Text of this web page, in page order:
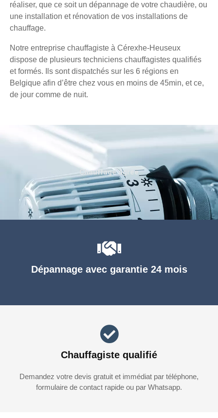
réaliser, que ce soit un dépannage de votre chaudière, ou
une installation et rénovation de vos installations de
chauffage.
Notre entreprise chauffagiste à Cérexhe-Heuseux
dispose de plusieurs techniciens chauffagistes qualifiés
et formés. Ils sont dispatchés sur les 6 régions en
Belgique afin d’être chez vous en moins de 45min, et ce,
de jour comme de nuit.
Dépannage avec garantie 24 mois
Chauffagiste qualifié
Demandez votre devis gratuit et immédiat par téléphone,
formulaire de contact rapide ou par Whatsapp.
Chauffage agréé